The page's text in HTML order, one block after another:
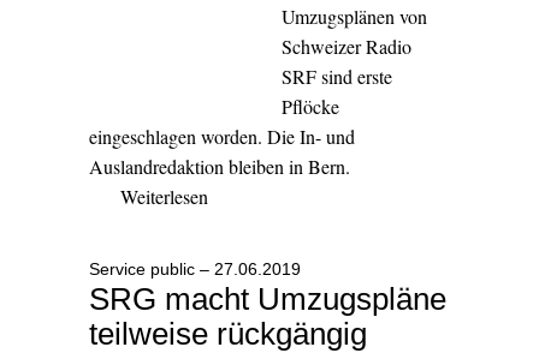
Umzugsplänen von
Schweizer Radio
SRF sind erste
Pflöcke
eingeschlagen worden. Die In- und
Auslandredaktion bleiben in Bern.
Weiterlesen
Service public – 27.06.2019
SRG macht Umzugspläne
teilweise rückgängig